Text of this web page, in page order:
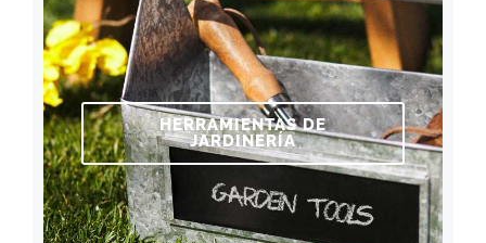
HERRAMIENTAS DE
JARDINERÍA